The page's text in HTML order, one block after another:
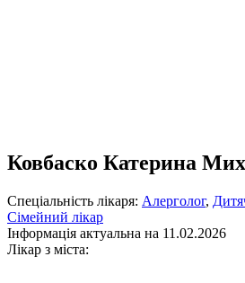
Ковбаско Катерина
Спеціальність лікаря: Алерголог,
Сімейний лікар
Інформація актуальна на 11.02.2026
Лікар з міста: